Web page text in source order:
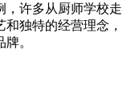
，许多从厨师学校走
独特的经营理念，
。